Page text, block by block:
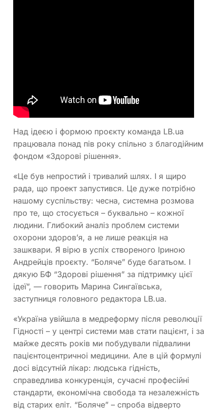
Над ідеєю і формою проєкту команда LB.ua
працювала понад пів року спільно з благодійним
фондом «Здорові рішення».
«Це був непростий і тривалий шлях. І я щиро
рада, що проект запустився. Це дуже потрібно
нашому суспільству: чесна, системна розмова
про те, що стосується – буквально – кожної
людини. Глибокий аналіз проблем системи
охорони здоров’я, а не лише реакція на
зашквари. Я вірю в успіх створеного Іриною
Андрейців проєкту. “Боляче” буде багатьом. І
дякую БФ “Здорові рішення” за підтримку цієї
ідеї”, — говорить Марина Сингаївська,
заступниця головного редактора LB.ua.
«Україна увійшла в медреформу після революції
Гідності – у центрі системи мав стати пацієнт, і за
майже десять років ми побудували підвалини
пацієнтоцентричноі медицини. Але в цій формулі
досі відсутній лікар: людська гідність,
справедлива конкуренція, сучасні професійні
стандарти, економічна свобода та незалежність
від старих еліт. “Боляче” – спроба відверто